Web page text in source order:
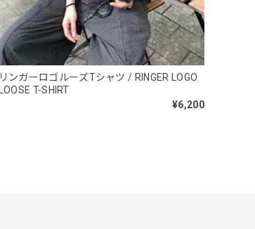
リンガーロゴルーズTシャツ / RINGER LOGO
LOOSE T-SHIRT
¥6,200